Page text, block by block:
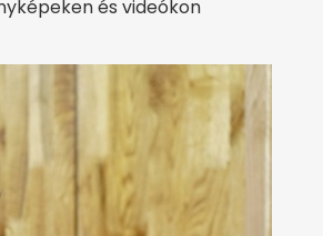
és videókon